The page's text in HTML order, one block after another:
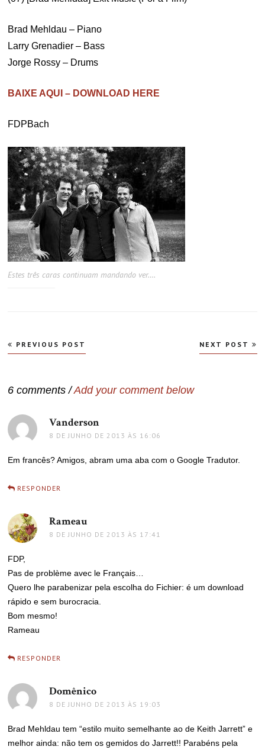
Brad Mehldau – Piano
Larry Grenadier – Bass
Jorge Rossy – Drums
BAIXE AQUI – DOWNLOAD HERE
FDPBach
Estes três caras continuam mandando ver….
Navegação
de
PREVIOUS POST NEXT POST
6 comments /Add your comment below
Vanderson
8 DE JUNHO DE 2013 ÀS 16:06
Em francês? Amigos, abram uma aba com o Google Tradutor.
RESPONDER
Rameau
8 DE JUNHO DE 2013 ÀS 17:41
FDP,
Pas de problème avec le Français…
Quero lhe parabenizar pela escolha do Fichier: é um download
rápido e sem burocracia.
Bom mesmo!
Rameau
RESPONDER
Domênico
8 DE JUNHO DE 2013 ÀS 19:03
Brad Mehldau tem “estilo muito semelhante ao de Keith Jarrett” e
melhor ainda: não tem os gemidos do Jarrett!! Parabéns pela